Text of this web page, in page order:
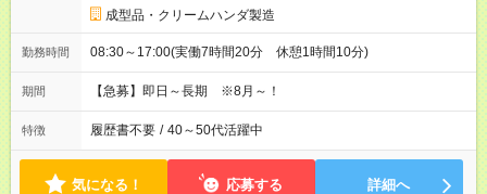
成型品・クリームハンダ製造
勤務時間 08:30～17:00(実働7時間20分 休憩1時間10分)
期間 【急募】即日～長期 ※8月～！
特徴 履歴書不要 / 40～50代活躍中
気になる！ 応募する 詳細へ